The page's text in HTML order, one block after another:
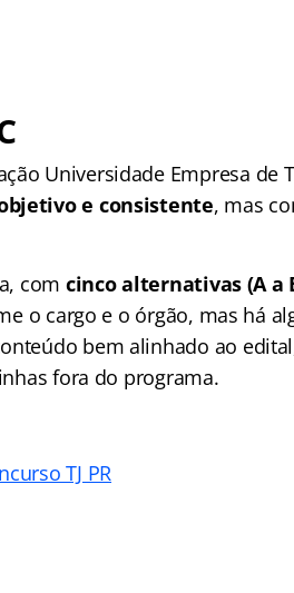
Universidade Empresa de
e consistente, mas
com cinco alternativas (A a
o cargo e o órgão, mas há
bem alinhado ao
fora do programa.
TJ PR